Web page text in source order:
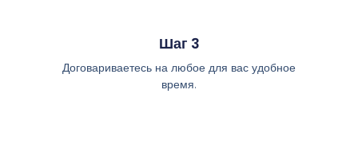
Шаг 3
Договариваетесь на любое для вас удобное
время.